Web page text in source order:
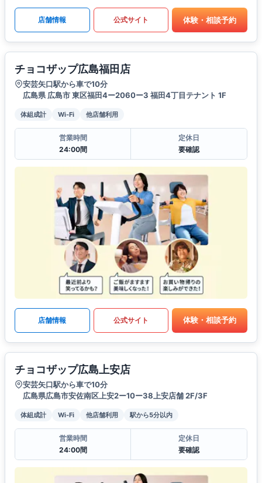
店舗情報 公式サイト 体験・相談予約
チョコザップ広島福田店
安芸矢口駅から車で10分
広島県 広島市 東区福田4ー2060ー3 福田4丁目テナント 1F
体組成計 Wi-Fi 他店舗利用
営業時間
24:00間
定休日
要確認
店舗情報 公式サイト 体験・相談予約
チョコザップ広島上安店
安芸矢口駅から車で10分
広島県広島市安佐南区上安2ー10ー38上安店舗 2F/3F
体組成計 Wi-Fi 他店舗利用 駅から5分以内
営業時間
24:00間
定休日
要確認